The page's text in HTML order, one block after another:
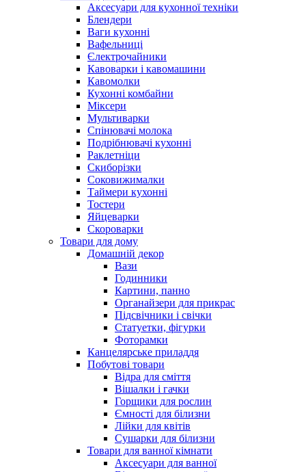
Аксесуари для кухонної техніки
Блендери
Ваги кухонні
Вафельниці
Єлектрочайники
Кавоварки і кавомашини
Кавомолки
Кухонні комбайни
Міксери
Мультиварки
Спінювачі молока
Подрібнювачі кухонні
Раклетніци
Скиборізки
Соковижималки
Таймери кухонні
Тостери
Яйцеварки
Скороварки
Товари для дому
Домашній декор
Вази
Годинники
Картини, панно
Органайзери для прикрас
Підсвічники і свічки
Статуетки, фігурки
Фоторамки
Канцелярське приладдя
Побутові товари
Відра для сміття
Вішалки і гачки
Горщики для рослин
Ємності для білизни
Лійки для квітів
Сушарки для білизни
Товари для ванної кімнати
Аксесуари для ванної